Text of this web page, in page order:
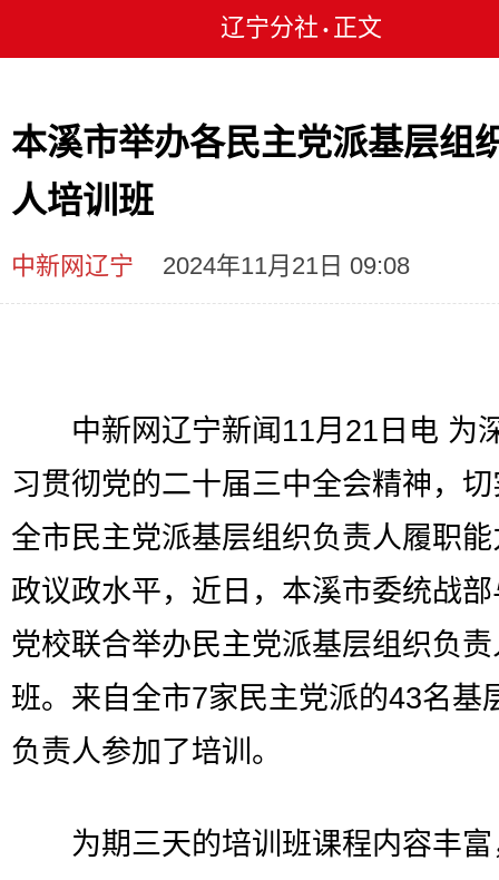
辽宁分社 • 正文
本溪市举办各民主党派基层组
人培训班
中新网辽宁 2024年11月21日 09:08
中新网辽宁新闻11月21日电 为
习贯彻党的二十届三中全会精神，
全市民主党派基层组织负责人履职
政议政水平，近日，本溪市委统战
党校联合举办民主党派基层组织负
班。来自全市7家民主党派的43名基
负责人参加了培训。
为期三天的培训班课程内容丰富